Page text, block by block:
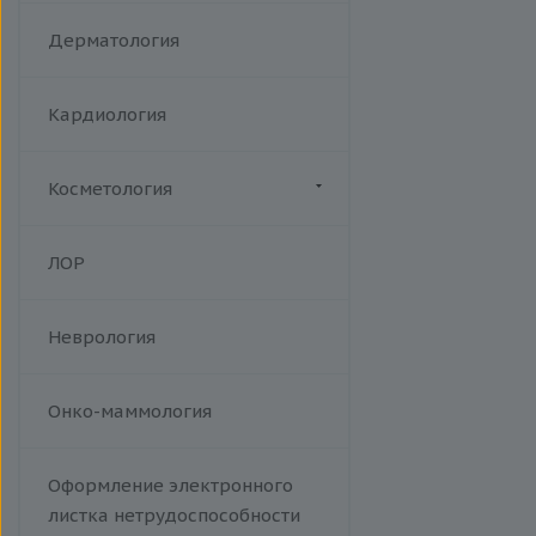
Дерматология
Кардиология
Косметология
Ботулотоксин
Лазерная эпиляция
Проведение эпиляции.
Тредлифтинг
Уходы
ЛОР
Неврология
Онко-маммология
Оформление электронного
листка нетрудоспособности